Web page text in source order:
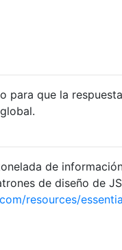
para que la
de
de diseño de
resources/